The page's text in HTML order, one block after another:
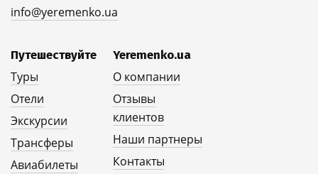
info@yeremenko.ua
Путешествуйте
Туры
Отели
Экскурсии
Трансферы
Авиабилеты
Yeremenko.ua
О компании
Отзывы
клиентов
Наши партнеры
Контакты